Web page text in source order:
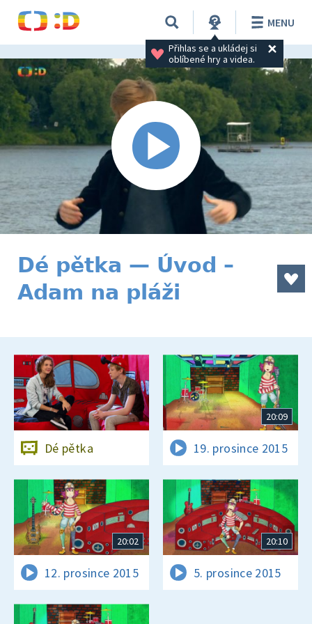
Přihlas se a ukládej si
oblíbené hry a videa.
MENU
Dé pětka — Úvod –
Adam na pláži
Dé pětka
20:09
19. prosince 2015
20:02
12. prosince 2015
20:10
5. prosince 2015